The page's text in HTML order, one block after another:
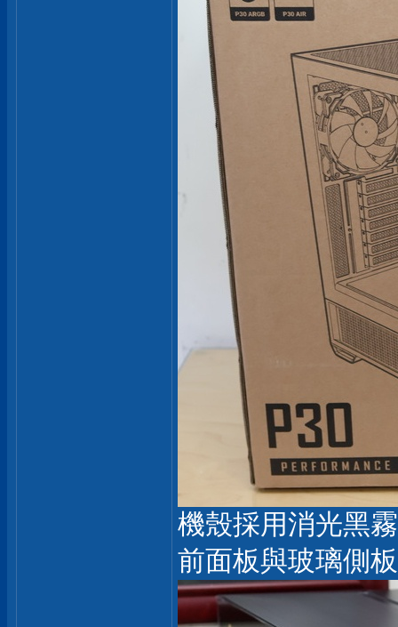
機殼採用消光黑
前面板與玻璃側